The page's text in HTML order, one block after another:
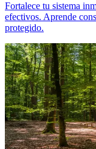
Fortalece tu sistema
efectivos. Aprende
protegido.